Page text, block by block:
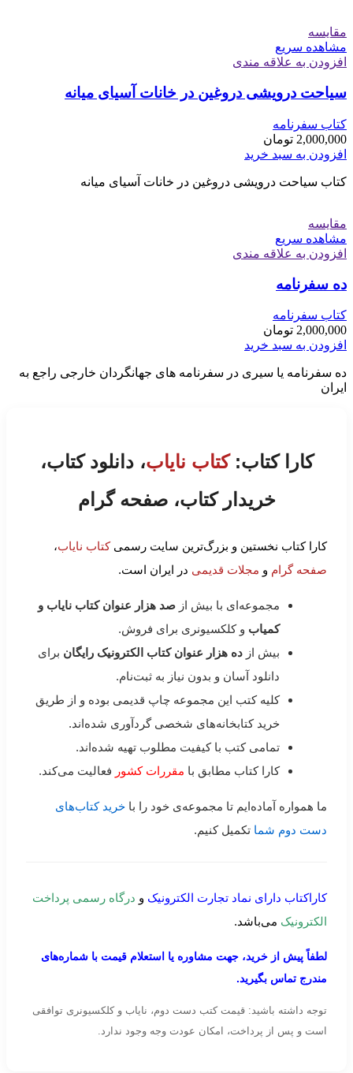
مقایسه
مشاهده سریع
افزودن به علاقه مندی
سیاحت درویشی دروغین در خانات آسیای میانه
کتاب سفرنامه
2,000,000 تومان
افزودن به سبد خرید
کتاب سیاحت درویشی دروغین در خانات آسیای میانه
مقایسه
مشاهده سریع
افزودن به علاقه مندی
ده سفرنامه
کتاب سفرنامه
2,000,000 تومان
افزودن به سبد خرید
ده سفرنامه یا سیری در سفرنامه های جهانگردان خارجی راجع به
ایران
کارا کتاب:کتاب نایاب، دانلود کتاب،
خریدار کتاب، صفحه گرام
کارا کتاب نخستین و بزرگ‌ترین سایت رسمیکتاب نایاب،
صفحه گرام و مجلات قدیمی در ایران است.
مجموعه‌ای با بیش از صد هزار عنوان کتاب نایاب و
کمیاب و کلکسیونری برای فروش.
بیش از ده هزار عنوان کتاب الکترونیک رایگان برای
دانلود آسان و بدون نیاز به ثبت‌نام.
کلیه کتب این مجموعه چاپ قدیمی بوده و از طریق
خرید کتابخانه‌های شخصی گردآوری شده‌اند.
تمامی کتب با کیفیت مطلوب تهیه شده‌اند.
کارا کتاب مطابق با مقررات کشور فعالیت می‌کند.
ما همواره آماده‌ایم تا مجموعه‌ی خود را با خرید کتاب‌های
دست دوم شما تکمیل کنیم.
کاراکتاب دارای نماد تجارت الکترونیک و درگاه رسمی پرداخت
الکترونیک می‌باشد.
لطفاً پیش از خرید، جهت مشاوره یا استعلام قیمت با شماره‌های
مندرج تماس بگیرید.
توجه داشته باشید: قیمت کتب دست دوم، نایاب و کلکسیونری توافقی
است و پس از پرداخت، امکان عودت وجه وجود ندارد.